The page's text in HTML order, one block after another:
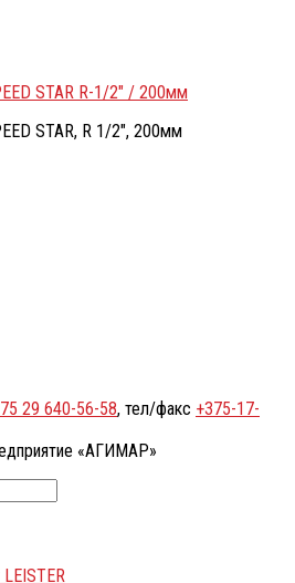
STAR R-1/2″ / 200мм
STAR, R 1/2″, 200мм
29 640-56-58, тел/факс +375-17-
«АГИМАР»
LEISTER